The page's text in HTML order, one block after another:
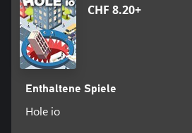
CHF 8.20+
Enthaltene Spiele
Hole io